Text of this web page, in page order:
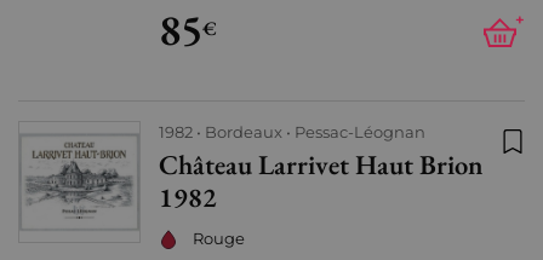
85€ +
1982 Bordeaux Pessac-Léognan
Château Larrivet Haut Brion
1982
Rouge